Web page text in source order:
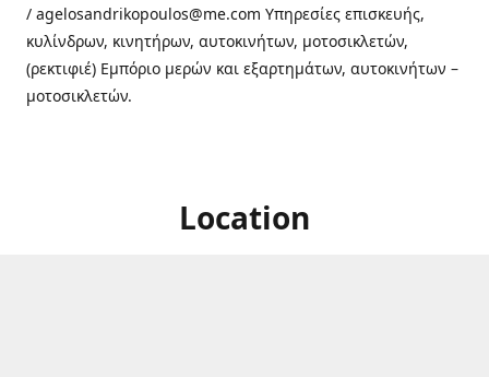
/ agelosandrikopoulos@me.com Υπηρεσίες επισκευής,
κυλίνδρων, κινητήρων, αυτοκινήτων, μοτοσικλετών,
(ρεκτιφιέ) Εμπόριο μερών και εξαρτημάτων, αυτοκινήτων –
μοτοσικλετών.
Location